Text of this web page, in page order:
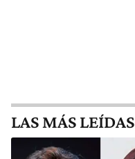
LAS MÁS LEÍDAS